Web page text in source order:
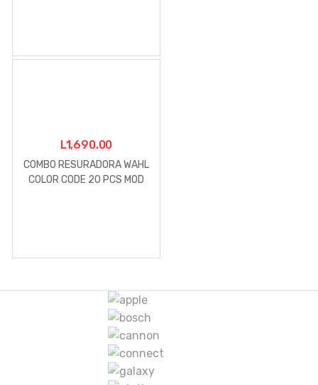
L1,690.00
COMBO RESURADORA WAHL
COLOR CODE 20 PCS MOD